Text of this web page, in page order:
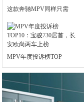
这款奔驰MPV同样只需
MPV年度投诉榜TOP